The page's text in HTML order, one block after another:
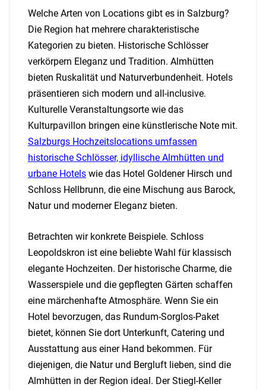
Welche Arten von Locations gibt es in Salzburg?
Die Region hat mehrere charakteristische
Kategorien zu bieten. Historische Schlösser
verkörpern Eleganz und Tradition. Almhütten
bieten Ruskalität und Naturverbundenheit. Hotels
präsentieren sich modern und all-inclusive.
Kulturelle Veranstaltungsorte wie das
Kulturpavillon bringen eine künstlerische Note mit.
Salzburgs Hochzeitslocations umfassen
historische Schlösser, idyllische Almhütten und
urbane Hotels wie das Hotel Goldener Hirsch und
Schloss Hellbrunn, die eine Mischung aus Barock,
Natur und moderner Eleganz bieten.
Betrachten wir konkrete Beispiele. Schloss
Leopoldskron ist eine beliebte Wahl für klassisch
elegante Hochzeiten. Der historische Charme, die
Wasserspiele und die gepflegten Gärten schaffen
eine märchenhafte Atmosphäre. Wenn Sie ein
Hotel bevorzugen, das Rundum-Sorglos-Paket
bietet, können Sie dort Unterkunft, Catering und
Ausstattung aus einer Hand bekommen. Für
diejenigen, die Natur und Bergluft lieben, sind die
Almhütten in der Region ideal. Der Stiegl-Keller